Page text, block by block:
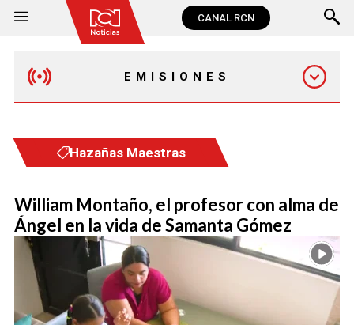
CANAL RCN
EMISIONES
EMISIÓN 7:00 PM
EMISIÓN 11:30 PM
Hazañas Maestras
William Montaño, el profesor con alma de
Ángel en la vida de Samanta Gómez